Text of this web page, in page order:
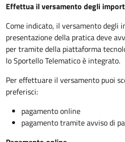
Effettua il versamento degli
Come indicato, il versamento degli
presentazione della pratica deve
per tramite della piattaforma
lo Sportello Telematico è integrato.
Per effettuare il versamento puoi
preferisci:
pagamento online
pagamento tramite avviso di